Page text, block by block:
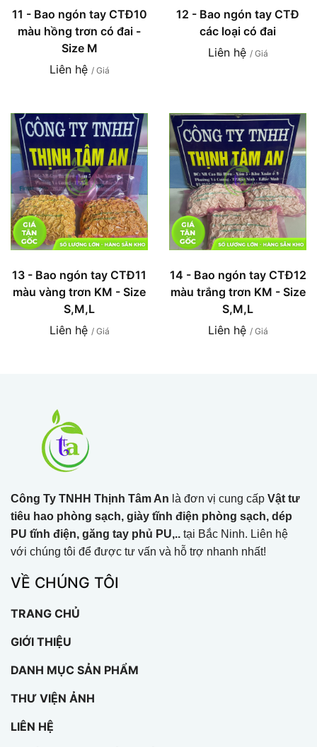
11 - Bao ngón tay CTĐ10
màu hồng trơn có đai -
Size M
Liên hệ / Giá
12 - Bao ngón tay CTĐ
các loại có đai
Liên hệ / Giá
13 - Bao ngón tay CTĐ11
màu vàng trơn KM - Size
S,M,L
Liên hệ / Giá
14 - Bao ngón tay CTĐ12
màu trắng trơn KM - Size
S,M,L
Liên hệ / Giá
Công Ty TNHH Thịnh Tâm An là đơn vị cung cấp Vật tư
tiêu hao phòng sạch, giày tĩnh điện phòng sạch, dép
PU tĩnh điện, găng tay phủ PU,.. tại Bắc Ninh. Liên hệ
với chúng tôi để được tư vấn và hỗ trợ nhanh nhất!
VỀ CHÚNG TÔI
TRANG CHỦ
GIỚI THIỆU
DANH MỤC SẢN PHẨM
THƯ VIỆN ẢNH
LIÊN HỆ